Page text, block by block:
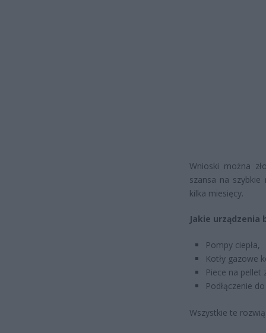
Wnioski można
szansa na
kilka miesięcy.
Jakie urządzenia
Pompy ciepła,
Kotły gazowe
Piece na pellet
Podłączenie
Wszystkie te